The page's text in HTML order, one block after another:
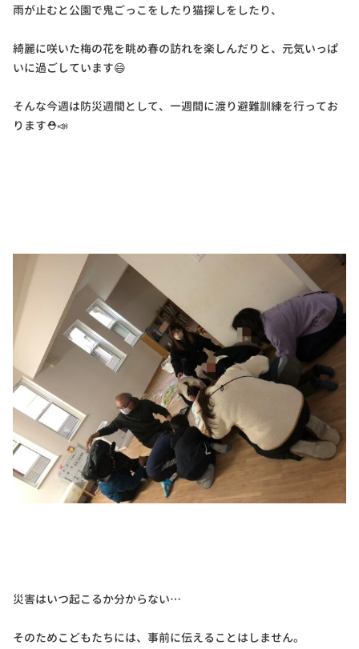
雨が止むと公園で鬼ごっこをしたり猫探しをしたり、
綺麗に咲いた梅の花を眺め春の訪れを楽しんだりと、元気いっぱ
いに過ごしています😄
そんな今週は防災週間として、一週間に渡り避難訓練を行ってお
ります⛑📣
災害はいつ起こるか分からない…
そのためこどもたちには、事前に伝えることはしません。